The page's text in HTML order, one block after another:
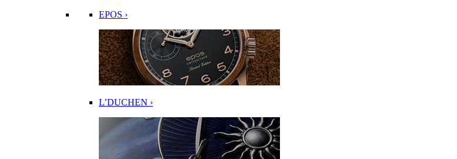
EPOS ›
L’DUCHEN ›